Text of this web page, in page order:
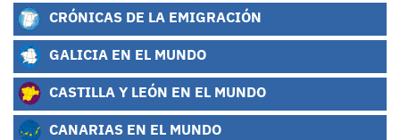
CRÓNICAS DE LA EMIGRACIÓN
GALICIA EN EL MUNDO
CASTILLA Y LEÓN EN EL MUNDO
CANARIAS EN EL MUNDO